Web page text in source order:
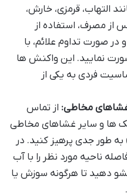
التهاب، قرمزی، خارش،
از مصرف، استفاده از
در صورت تداوم علائم، با
نمایید. این واکنش ها
فردی به یکی از
مخاطی: از تماس
ها و سایر غشاهای مخاطی
طور جدی پرهیز کنید. در
ناحیه مورد نظر را با آب
دهید تا هرگونه سوزش یا